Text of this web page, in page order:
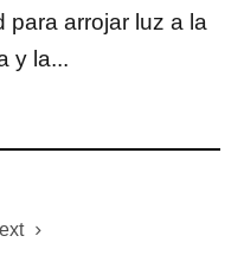
para arrojar luz a la
y la...